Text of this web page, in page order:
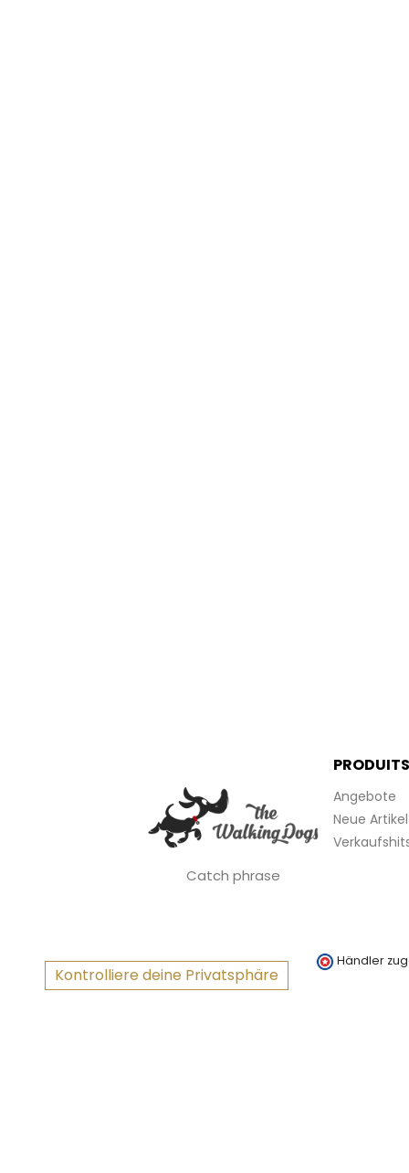
Catch phrase
PRODUITS
Angebote
Neue Artikel
Kontrolliere deine Privatsphäre
Händler